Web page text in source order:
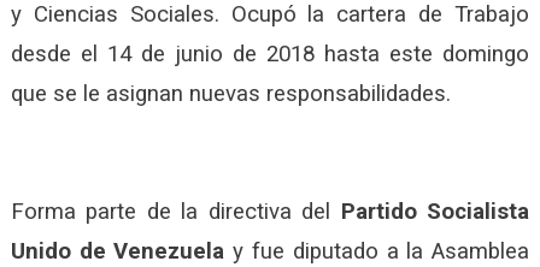
y Ciencias Sociales. Ocupó la cartera de Trabajo
desde el 14 de junio de 2018 hasta este domingo
que se le asignan nuevas responsabilidades.
Forma parte de la directiva del Partido Socialista
Unido de Venezuela y fue diputado a la Asamblea